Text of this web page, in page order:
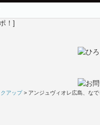
クアップ> アンジュヴィオレ広島、な